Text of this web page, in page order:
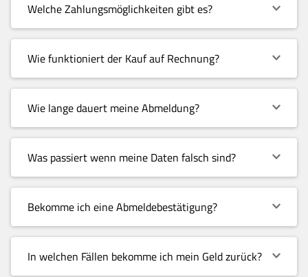
Welche Zahlungsmöglichkeiten gibt es?
Wie funktioniert der Kauf auf Rechnung?
Wie lange dauert meine Abmeldung?
Was passiert wenn meine Daten falsch sind?
Bekomme ich eine Abmeldebestätigung?
In welchen Fällen bekomme ich mein Geld zurück?